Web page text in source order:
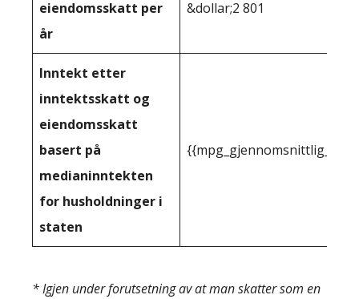
eiendomsskatt per
år
&dollar;2 801
Inntekt etter
inntektsskatt og
eiendomsskatt
basert på
medianinntekten
for husholdninger i
staten
* Igjen under forutsetning av at man skatter som en